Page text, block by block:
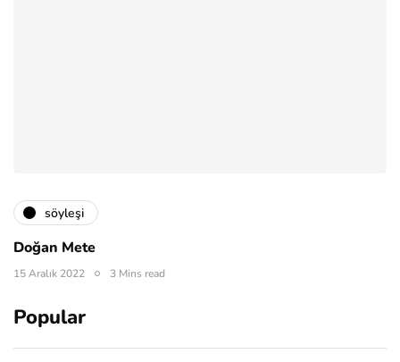
söyleşi
Doğan Mete
15 Aralık 2022 3 Mins read
Popular